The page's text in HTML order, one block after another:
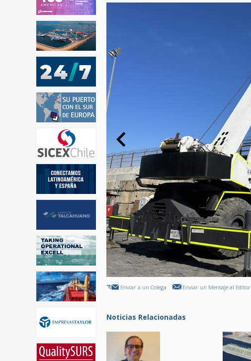
Enviar a un Colega Enviar un Mensaje al Editor
Noticias Relacionadas